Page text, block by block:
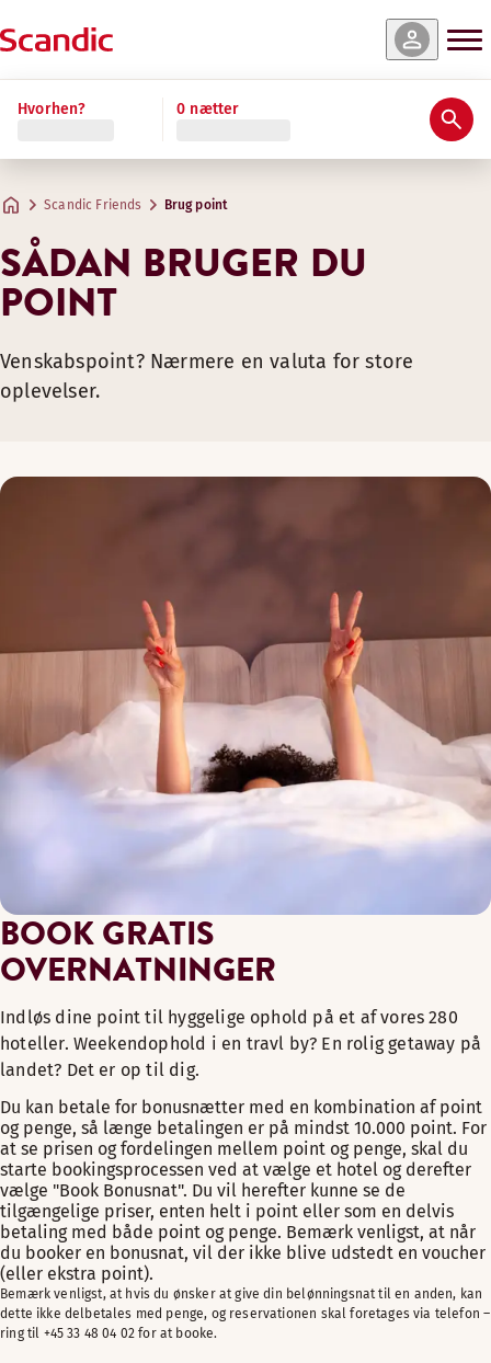
Hvorhen? 0 nætter
Scandic Friends Brug point
SÅDAN BRUGER DU
POINT
Venskabspoint? Nærmere en valuta for store
oplevelser.
BOOK GRATIS
OVERNATNINGER
Indløs dine point til hyggelige ophold på et af vores 280
hoteller. Weekendophold i en travl by? En rolig getaway på
landet? Det er op til dig.
Du kan betale for bonusnætter med en kombination af point
og penge, så længe betalingen er på mindst 10.000 point. For
at se prisen og fordelingen mellem point og penge, skal du
starte bookingsprocessen ved at vælge et hotel og derefter
vælge "Book Bonusnat". Du vil herefter kunne se de
tilgængelige priser, enten helt i point eller som en delvis
betaling med både point og penge. Bemærk venligst, at når
du booker en bonusnat, vil der ikke blive udstedt en voucher
(eller ekstra point).
Bemærk venligst, at hvis du ønsker at give din belønningsnat til en anden, kan
dette ikke delbetales med penge, og reservationen skal foretages via telefon –
ring til +45 33 48 04 02 for at booke.